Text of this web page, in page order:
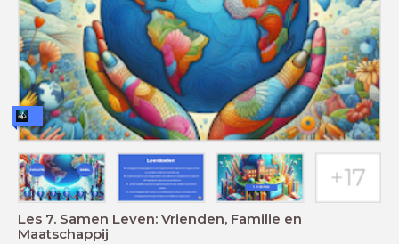
Les 7. Samen Leven: Vrienden, Familie en
Maatschappij